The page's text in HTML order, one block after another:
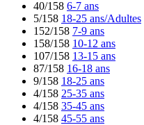
40/158 6-7 ans
5/158 18-25 ans/Adultes
152/158 7-9 ans
158/158 10-12 ans
107/158 13-15 ans
87/158 16-18 ans
9/158 18-25 ans
4/158 25-35 ans
4/158 35-45 ans
4/158 45-55 ans